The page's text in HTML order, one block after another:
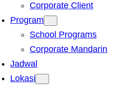
Corporate Client
Program
School Programs
Corporate Mandarin
Jadwal
Lokasi